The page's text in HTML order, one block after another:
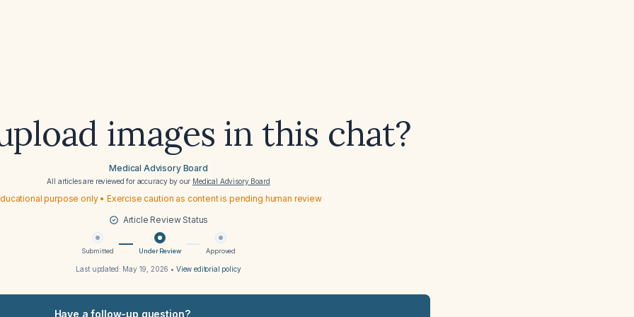
images in this chat?
Medical Advisory Board
All articles are reviewed for accuracy by our Medical Advisory Board
purpose only • Exercise caution as content is pending human review
Article Review Status
Submitted Under Review Approved
Last updated: May 19, 2026 • View editorial policy
Have a follow-up question?